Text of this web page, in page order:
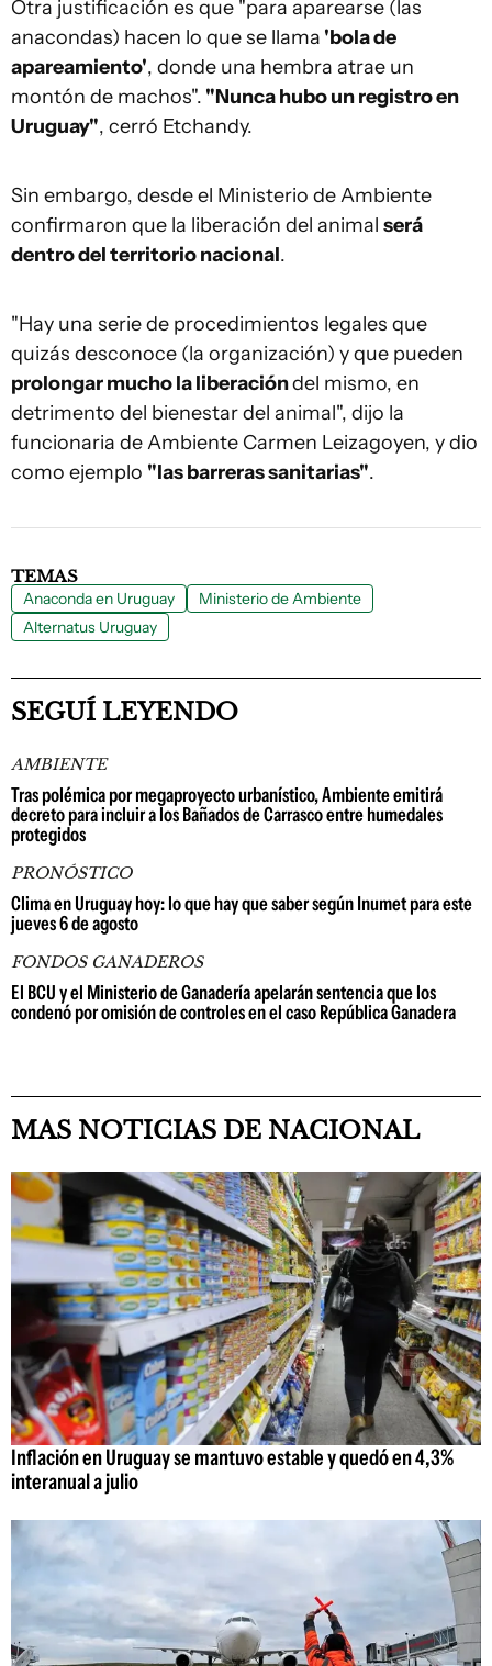
Otra justificación es que "para aparearse (las
anacondas) hacen lo que se llama 'bola de
apareamiento', donde una hembra atrae un
montón de machos". "Nunca hubo un registro en
Uruguay", cerró Etchandy.
Sin embargo, desde el Ministerio de Ambiente
confirmaron que la liberación del animal será
dentro del territorio nacional.
"Hay una serie de procedimientos legales que
quizás desconoce (la organización) y que pueden
prolongar mucho la liberacióndel mismo, en
detrimento del bienestar del animal", dijo la
funcionaria de Ambiente Carmen Leizagoyen, y dio
como ejemplo "las barreras sanitarias".
TEMAS
Anaconda en Uruguay
Ministerio de Ambiente
Alternatus Uruguay
SEGUÍ LEYENDO
AMBIENTE
Tras polémica por megaproyecto urbanístico, Ambiente emitirá
decreto para incluir a los Bañados de Carrasco entre humedales
protegidos
PRONÓSTICO
Clima en Uruguay hoy: lo que hay que saber según Inumet para este
jueves 6 de agosto
FONDOS GANADEROS
El BCU y el Ministerio de Ganadería apelarán sentencia que los
condenó por omisión de controles en el caso República Ganadera
MAS NOTICIAS DE NACIONAL
Inflación en Uruguay se mantuvo estable y quedó en 4,3%
interanual a julio